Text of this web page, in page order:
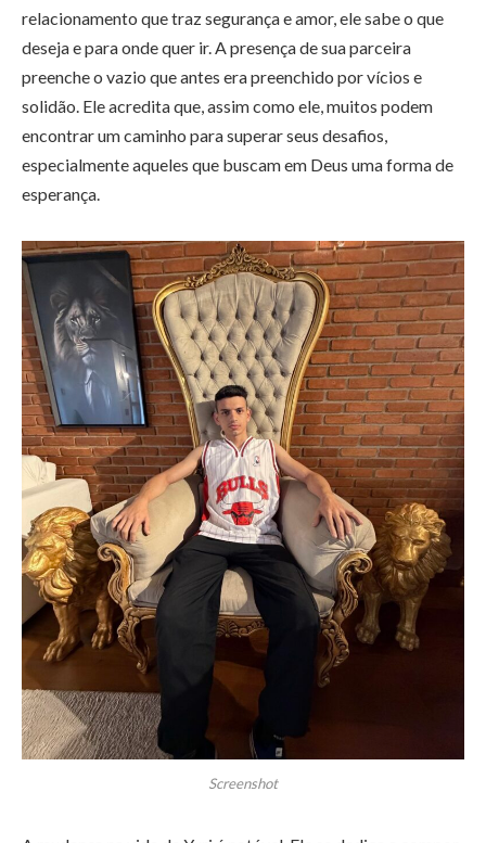
relacionamento que traz segurança e amor, ele sabe o que
deseja e para onde quer ir. A presença de sua parceira
preenche o vazio que antes era preenchido por vícios e
solidão. Ele acredita que, assim como ele, muitos podem
encontrar um caminho para superar seus desafios,
especialmente aqueles que buscam em Deus uma forma de
esperança.
Screenshot